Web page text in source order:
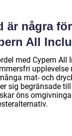
är några
All
med Cypern All
upplevelse
mat- och
sig begränsade
öns